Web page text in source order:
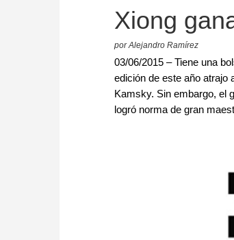
Xiong
por Alejandro Ramírez
03/06/2015 – Tiene una
edición de este año atrajo
Kamsky. Sin embargo, el
logró norma de gran